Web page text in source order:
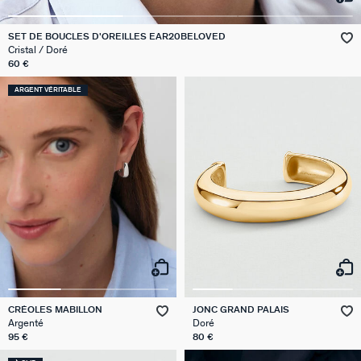
GÉNÉRATION AGATHA
SUR LA PEAU
SET DE BOUCLES D'OREILLES EAR20BELOVED
Cristal / Doré
60 €
ARGENT VÉRITABLE
CRÉOLES MABILLON
Argenté
95 €
JONC GRAND PALAIS
Doré
80 €